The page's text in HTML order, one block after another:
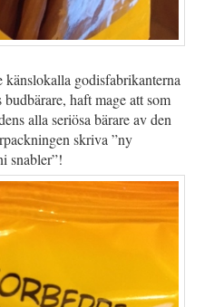
godisfabrikanterna
haft mage att som
alla seriösa bärare av den
skriva ”ny
snabler”!